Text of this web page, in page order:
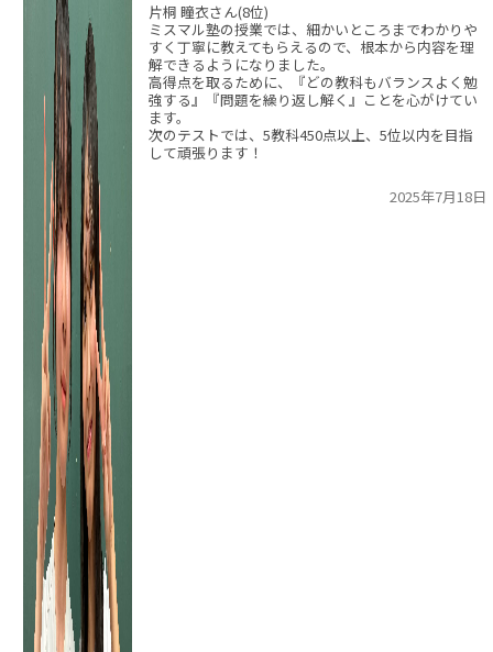
片桐 瞳衣さん(8位)
ミスマル塾の授業では、細かいところまでわかりや
すく丁寧に教えてもらえるので、根本から内容を理
解できるようになりました。
高得点を取るために、『どの教科もバランスよく勉
強する』『問題を繰り返し解く』ことを心がけてい
ます。
次のテストでは、5教科450点以上、5位以内を目指
して頑張ります！
2025年7月18日